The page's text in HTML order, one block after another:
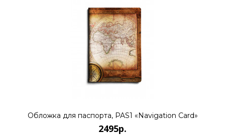
Обложка для паспорта, PAS1 «Navigation Card»
2495р.